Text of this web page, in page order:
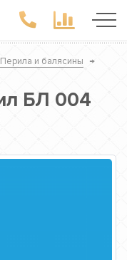
Перила и балясины →
БЛ 004